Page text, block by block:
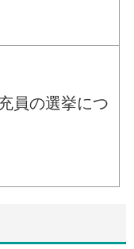
員の選挙につ